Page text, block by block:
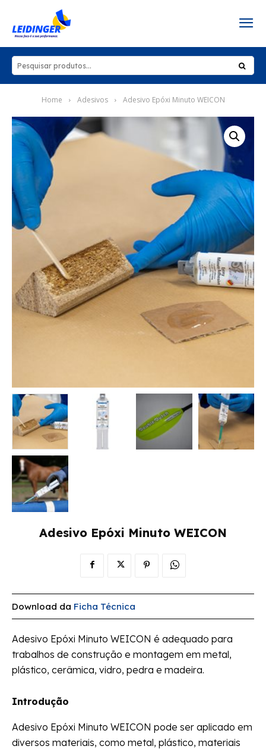
Home Adesivos Adesivo Epóxi Minuto WEICON
Adesivo Epóxi Minuto WEICON
Download da Ficha Técnica
Adesivo Epóxi Minuto WEICON é adequado para
trabalhos de construção e montagem em metal,
plástico, cerâmica, vidro, pedra e madeira.
Introdução
Adesivo Epóxi Minuto WEICON pode ser aplicado em
diversos materiais, como metal, plástico, materiais